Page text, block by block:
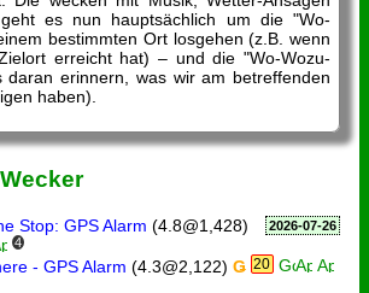
es nun hauptsächlich um die "Wo-
bestimmten Ort losgehen (z.B. wenn
erreicht hat) – und die "Wo-Wozu-
daran erinnern, was wir am betreffenden
haben).
2026-07-26
Stop: GPS Alarm (4.8@1,428)
4
- GPS Alarm (4.3@2,122) Ǥ 20